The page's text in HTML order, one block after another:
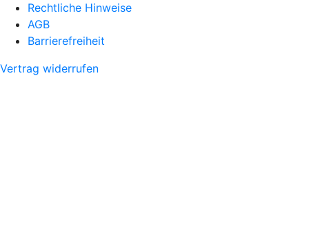
Rechtliche Hinweise
AGB
Barrierefreiheit
Vertrag widerrufen